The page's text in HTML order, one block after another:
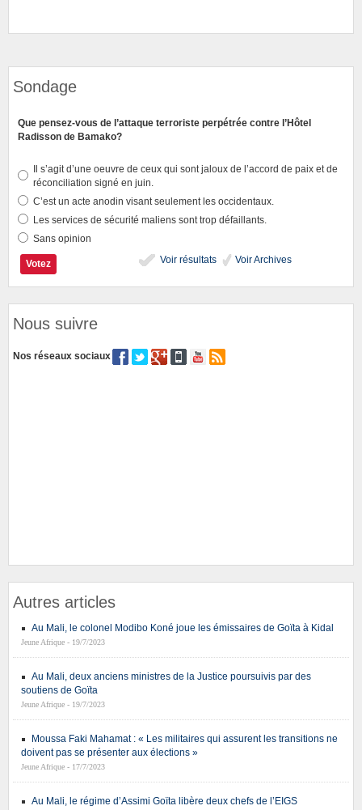
Sondage
Que pensez-vous de l’attaque terroriste perpétrée contre l’Hôtel
Radisson de Bamako?
Il s’agit d’une oeuvre de ceux qui sont jaloux de l’accord de paix et de
réconciliation signé en juin.
C’est un acte anodin visant seulement les occidentaux.
Les services de sécurité maliens sont trop défaillants.
Sans opinion
Voir résultats
Voir Archives
Nous suivre
Nos réseaux sociaux
Autres articles
Au Mali, le colonel Modibo Koné joue les émissaires de Goïta à Kidal
Jeune Afrique - 19/7/2023
Au Mali, deux anciens ministres de la Justice poursuivis par des
soutiens de Goïta
Jeune Afrique - 19/7/2023
Moussa Faki Mahamat : « Les militaires qui assurent les transitions ne
doivent pas se présenter aux élections »
Jeune Afrique - 17/7/2023
Au Mali, le régime d’Assimi Goïta libère deux chefs de l’EIGS